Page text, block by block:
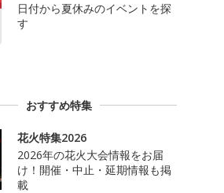
日付から夏休みのイベントを探
す
おすすめ特集
花火特集2026
2026年の花火大会情報をお届
け！開催・中止・延期情報も掲
載